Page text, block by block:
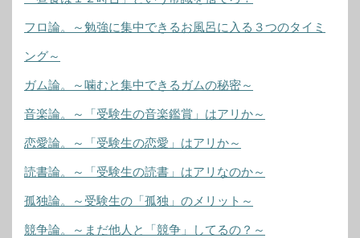
フロ論。～勉強に集中できるお風呂に入る３つのタイミ
ング～
ガム論。～噛むと集中できるガムの秘密～
音楽論。～「受験生の音楽鑑賞」はアリか～
恋愛論。～「受験生の恋愛」はアリか～
読書論。～「受験生の読書」はアリなのか～
孤独論。～受験生の「孤独」のメリット～
競争論。～まだ他人と「競争」してるの？～